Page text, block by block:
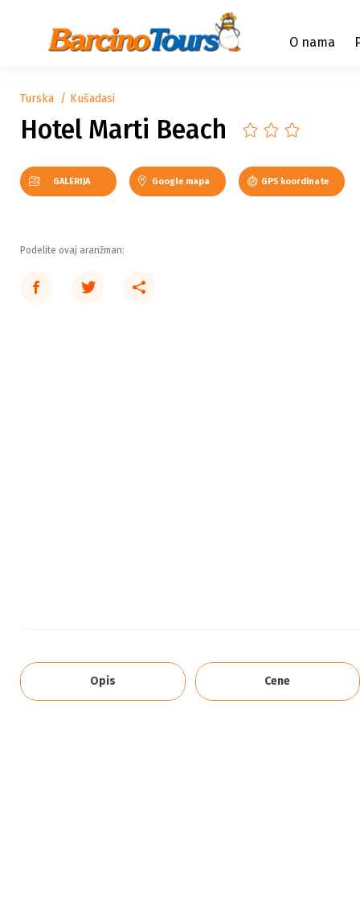
O nama
Turska Kušadasi
Hotel Marti Beach
GALERIJA Google mapa GPS koordinate
Podelite ovaj aranžman:
Opis Cene